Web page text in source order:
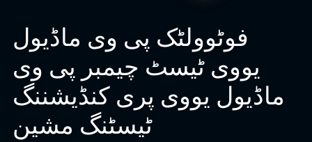
فوٹوولٹک پی وی ماڈیول
یووی ٹیسٹ چیمبر پی وی
ماڈیول یووی پری کنڈیشننگ
ٹیسٹنگ مشین